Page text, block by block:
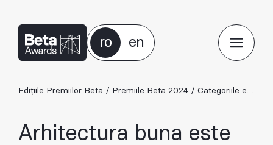
ro en
Edițiile Premiilor Beta / Premiile Beta 2024 / Categoriile ediției 2024
Arhitectura buna este